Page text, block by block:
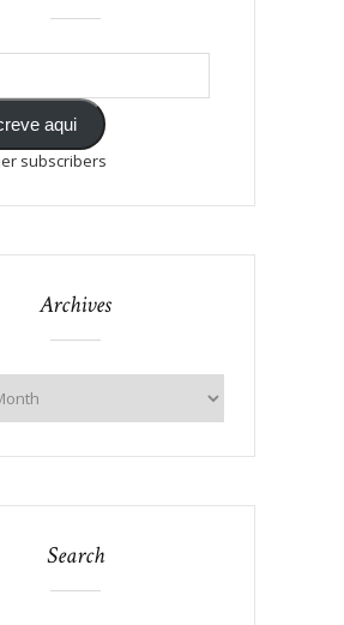
aqui
subscribers
Archives
Search